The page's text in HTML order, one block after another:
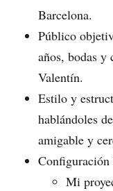
Barcelona.
Público
años, bodas y
Valentín.
Estilo y
hablándoles
amigable y
Mi